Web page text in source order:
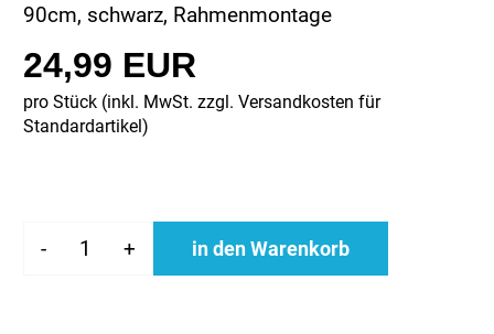
90cm, schwarz, Rahmenmontage
24,99 EUR
pro Stück (inkl. MwSt. zzgl. Versandkosten für
Standardartikel )
- + in den Warenkorb